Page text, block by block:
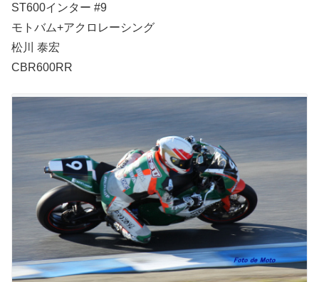
ST600インター #9
モトバム+アクロレーシング
松川 泰宏
CBR600RR